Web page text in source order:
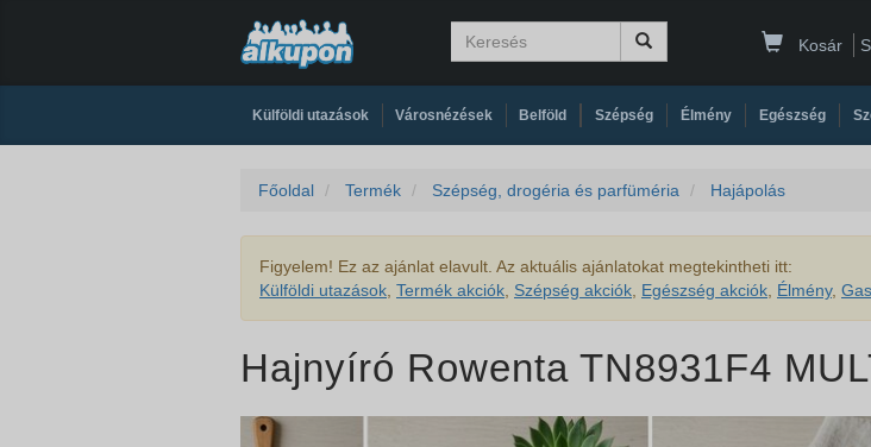
Kosár
Külföldi utazások Városnézések Belföld Szépség Élmény Egészség
Főoldal Termék Szépség, drogéria és parfüméria Hajápolás
Figyelem! Ez az ajánlat elavult. Az aktuális ajánlatokat megtekintheti itt:
Külföldi utazások Termék akciók Szépség akciók Egészség akciók Élmény,
Hajnyíró Rowenta TN8931F4